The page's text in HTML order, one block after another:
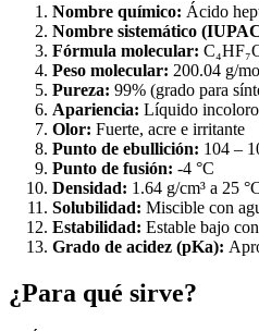
Nombre químico: Ácido
Nombre sistemático
Fórmula molecular:
Peso molecular: 200.04 g/
Pureza: 99% (grado para
Apariencia: Líquido
Olor: Fuerte, acre e irritante
Punto de ebullición: 104 –
Punto de fusión: -4 °C
Densidad: 1.64 g/cm³ a 25
Solubilidad: Miscible con
Estabilidad: Estable bajo
Grado de acidez (pKa):
¿Para qué sirve?